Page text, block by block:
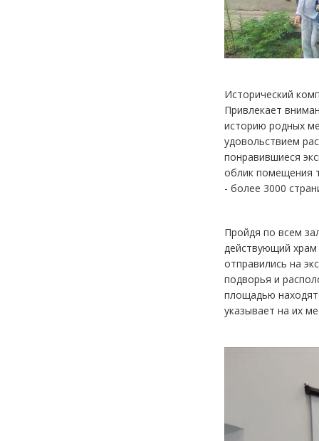
Исторический
Привлекает
историю родных
удовольствием
понравившиеся
облик помещения
- более 3000
Пройдя по всем
действующий храм
отправились на
подворья и
площадью
указывает на их